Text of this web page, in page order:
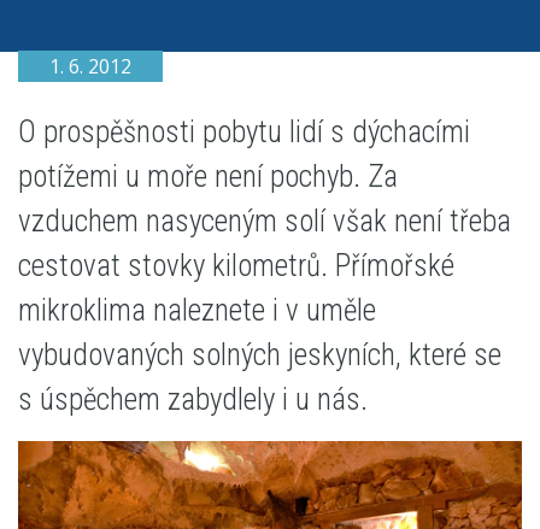
1. 6. 2012
O prospěšnosti pobytu lidí s dýchacími
potížemi u moře není pochyb. Za
vzduchem nasyceným solí však není třeba
cestovat stovky kilometrů. Přímořské
mikroklima naleznete i v uměle
vybudovaných solných jeskyních, které se
s úspěchem zabydlely i u nás.